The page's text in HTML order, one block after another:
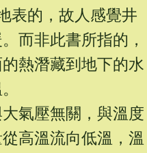
表的，故人感覺井
而非此書所指的，
熱潛藏到地下的水
氣壓無關，與溫度
高溫流向低溫，溫